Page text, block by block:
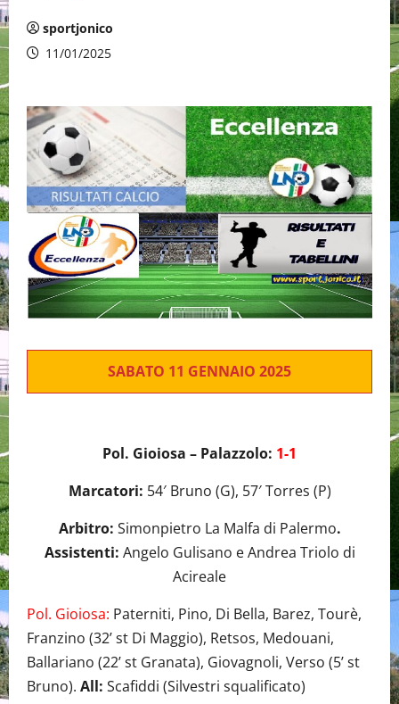
sportjonico
11/01/2025
SABATO 11 GENNAIO 2025
Pol. Gioiosa – Palazzolo: 1-1
Marcatori: 54′ Bruno (G), 57′ Torres (P)
Arbitro: Simonpietro La Malfa di Palermo.
Assistenti: Angelo Gulisano e Andrea Triolo di
Acireale
Pol. Gioiosa: Paterniti, Pino, Di Bella, Barez, Tourè,
Franzino (32’ st Di Maggio), Retsos, Medouani,
Ballariano (22’ st Granata), Giovagnoli, Verso (5’ st
Bruno). All: Scafiddi (Silvestri squalificato)